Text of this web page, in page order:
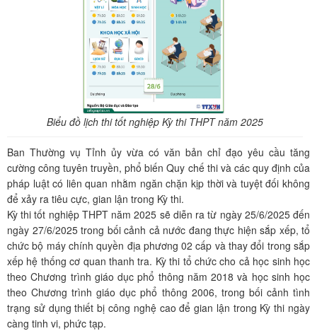
Biểu đồ lịch thi tốt nghiệp Kỳ thi THPT năm 2025
Ban Thường vụ Tỉnh ủy vừa có văn bản chỉ đạo yêu cầu tăng
cường công tuyên truyền, phổ biến Quy chế thi và các quy định của
pháp luật có liên quan nhằm ngăn chặn kịp thời và tuyệt đối không
để xảy ra tiêu cực, gian lận trong Kỳ thi.
Kỳ thi tốt nghiệp THPT năm 2025 sẽ diễn ra từ ngày 25/6/2025 đến
ngày 27/6/2025 trong bối cảnh cả nước đang thực hiện sắp xếp, tổ
chức bộ máy chính quyền địa phương 02 cấp và thay đổi trong sắp
xếp hệ thống cơ quan thanh tra. Kỳ thi tổ chức cho cả học sinh học
theo Chương trình giáo dục phổ thông năm 2018 và học sinh học
theo Chương trình giáo dục phổ thông 2006, trong bối cảnh tình
trạng sử dụng thiết bị công nghệ cao để gian lận trong Kỳ thi ngày
càng tinh vi, phức tạp.